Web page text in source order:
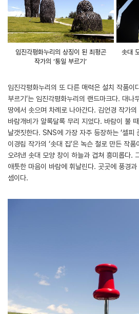
임진각평화누리의 상징이 된 최평곤
작가의 ‘통일 부르기’
솟대
임진각평화누리의 또 다른 매력은 설치 작품이
부르기’는 임진각평화누리의 랜드마크다. 대
땅에서 솟으며 차례로 나아간다. 김언경 작가
바람개비가 알록달록 무리 지었다. 바람이 불
날갯짓한다. SNS에 가장 자주 등장하는 ‘셀피
이경림 작가의 ‘솟대 집’은 녹슨 철로 만든 작
오려낸 솟대 모양 창이 하늘과 겹쳐 흥미롭다.
애틋한 마음이 바람에 휘날린다. 곳곳에 풍경
셈이다.